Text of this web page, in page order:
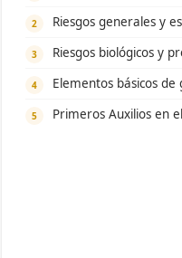
Riesgos generales y
Riesgos biológicos y
Elementos básicos
Primeros Auxilios en